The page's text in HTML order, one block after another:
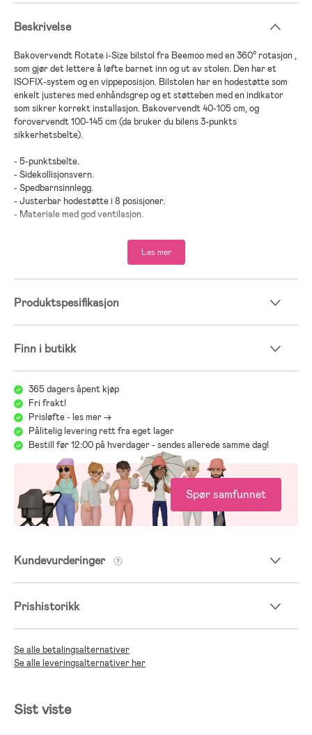
Beskrivelse
Bakovervendt Rotate i-Size bilstol fra Beemoo med en 360° rotasjon ,
som gjør det lettere å løfte barnet inn og ut av stolen. Den har et
ISOFIX-system og en vippeposisjon. Bilstolen har en hodestøtte som
enkelt justeres med enhåndsgrep og et støtteben med en indikator
som sikrer korrekt installasjon. Bakovervendt 40-105 cm, og
forovervendt 100-145 cm (da bruker du bilens 3-punkts
sikkerhetsbelte).
- 5-punktsbelte.
- Sidekollisjonsvern.
- Spedbarnsinnlegg.
- Justerbar hodestøtte i 8 posisjoner.
- Materiale med god ventilasjon.
- Anbefalt alder: fra nyfødt til 12 år.
Vi på Jollyroom vet hvor viktig det er å velge en bilstol som passer
valget henviser vi til vår guide for bilstoler:
Les mer
Produktspesifikasjon
Finn i butikk
365 dagers åpent kjøp
Fri frakt!
Prisløfte - les mer ->
Pålitelig levering rett fra eget lager
Bestill før 12:00 på hverdager - sendes allerede samme dag!
Spør samfunnet
Kundevurderinger
Prishistorikk
Se alle betalingsalternativer
Se alle leveringsalternativer her
Sist viste